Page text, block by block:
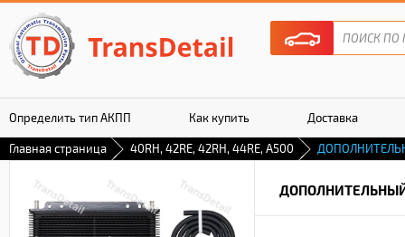
Определить тип АКПП Как купить Доставка
Гарантия
Главная страница 40RH, 42RE, 42RH, 44RE, A500